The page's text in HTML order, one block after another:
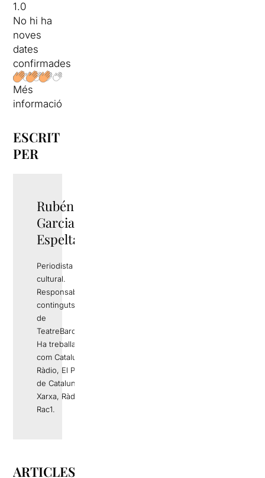
1.0
No hi ha
noves
dates
confirmades
Més
informació
ESCRIT
PER
Rubén
Garcia
Espelta
Periodista i gestor
cultural.
Responsable de
continguts editorials
de
TeatreBarcelona.com
Ha treballat a mitjans
com Catalunya
Ràdio, El Periódico
de Catalunya, La
Xarxa, Ràdio 4 o
Rac1.
ARTICLES